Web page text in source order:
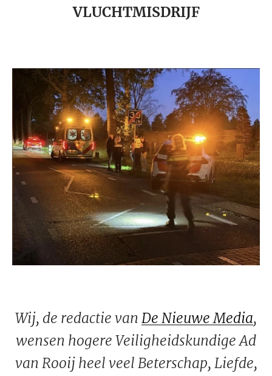
VLUCHTMISDRIJF
Wij, de redactie van De Nieuwe Media,
wensen hogere Veiligheidskundige Ad
van Rooij heel veel Beterschap, Liefde,